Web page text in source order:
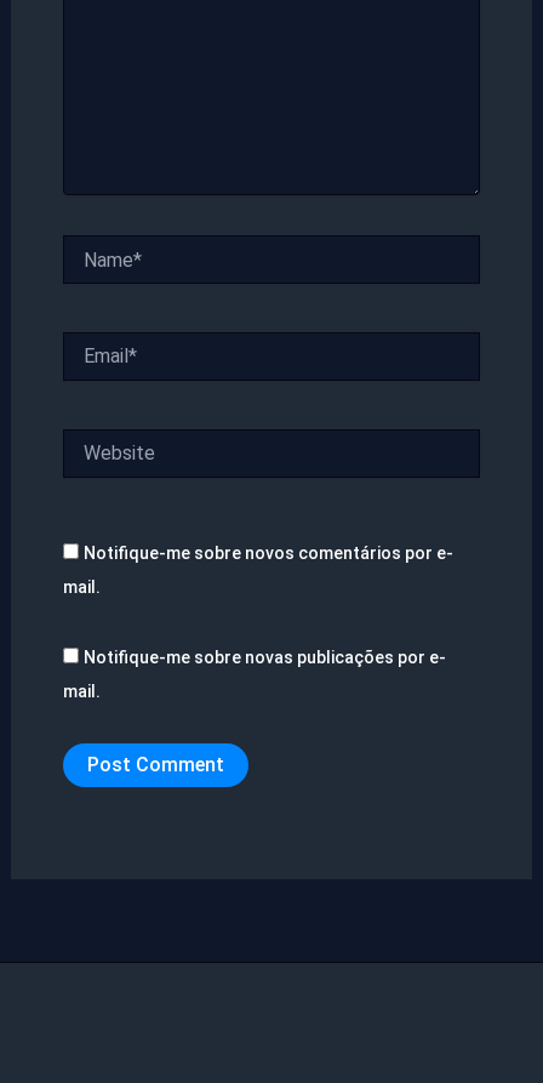
Notifique-me sobre novos comentários por e-
mail.
Notifique-me sobre novas publicações por e-
mail.